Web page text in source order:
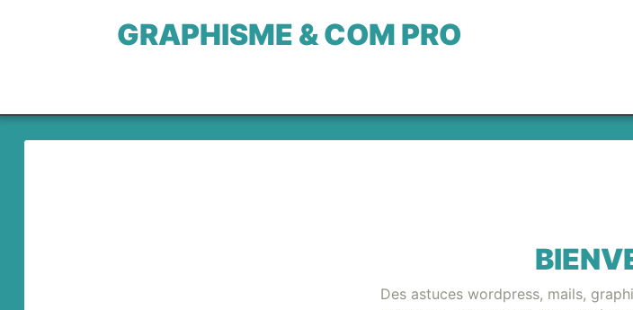
GRAPHISME & COM PRO
Des astuces wordpress, mails,